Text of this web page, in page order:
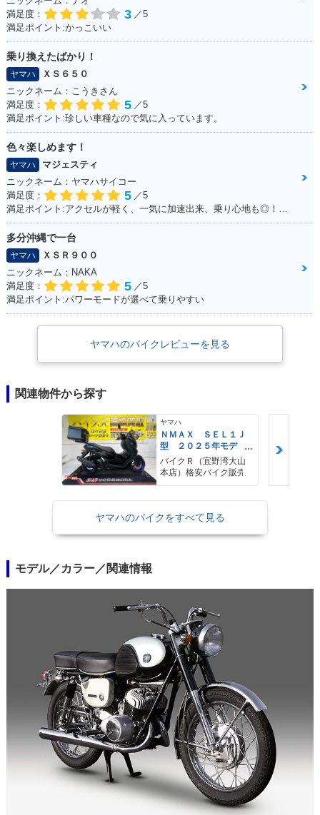
満足度：
3 ／5
満足ポイント:かっこいい
乗り換えたばかり！
ヤマハ
ＸＳ６５０
ニックネーム：こうきさん
満足度：
5 ／5
満足ポイント:珍しい車種なので気に入っています。
色々楽しめます！
ヤマハ
マジェスティ
ニックネーム：ヤマハサイコー
満足度：
5 ／5
満足ポイント:アクセルが軽く、一気に加速出来、乗り心地も◎！見た目もかっこ良く、メットインも広くフルフェイスが2つ入ります！ カスタムパーツも多いので色々いじって楽しめます！
多分沖縄で一台
ヤマハ
ＸＳＲ９００
ニックネーム：NAKA
満足度：
5 ／5
満足ポイント:パワーモードが選べて乗りやすい
ヤマハのバイクレビューを見る
関連物件から探す
ヤマハ
ＮＭＡＸ ＳＥＬ１Ｊ
型 ２０２５年モデ
ル ＡＢＳ キーレ
ス リアキャリア リ
アＢＯＸ
バイクＲ（宜野湾大山
本店）格安バイク販売
ヤマハのバイクをすべて見る
モデル／カラー／関連情報